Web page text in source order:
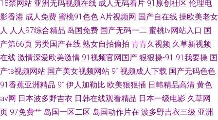
18禁网站 亚洲无码视频在线 成人无码看片 91原创社区 伦理电
影香港 成人免费 蜜桃91色色 A片视频网 国产自在线 操欧美老女
人 人人97综合精品 岛国免费 国产无码一二 蜜桃tv网站入口 国
产第66页 另类国产在线 熟女自拍偷拍 青青久视频 久草新视频
在线 激情深爱欧美激情 91视频官网国产 狠狠操-91 91我要操 国
产ts视频网站 国产美女视频网站 91视频成人下载 国产无码色色
91香蕉亚洲精品 91伊人加勒比 欧美狠狠插 日韩精品高清 黄色
av网 日本波多野吉衣 日韩在线观看精品 日本一级电影 久草网
页 97免费艹 岛国一区二区 岛国动作片在 波多野吉衣三级 亚洲